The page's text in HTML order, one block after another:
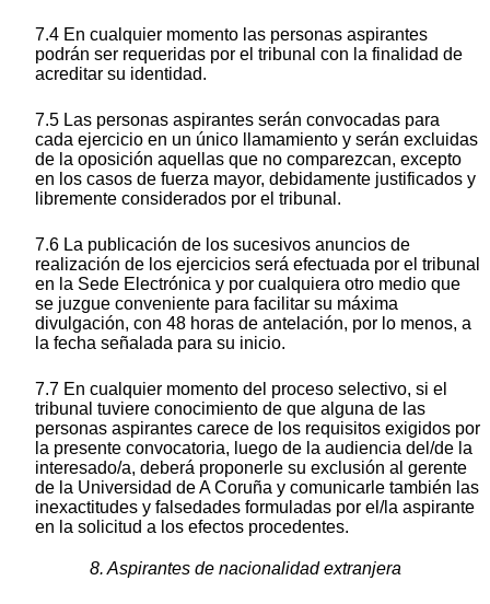
7.4 En cualquier momento las personas aspirantes
podrán ser requeridas por el tribunal con la finalidad de
acreditar su identidad.
7.5 Las personas aspirantes serán convocadas para
cada ejercicio en un único llamamiento y serán excluidas
de la oposición aquellas que no comparezcan, excepto
en los casos de fuerza mayor, debidamente justificados y
libremente considerados por el tribunal.
7.6 La publicación de los sucesivos anuncios de
realización de los ejercicios será efectuada por el tribunal
en la Sede Electrónica y por cualquiera otro medio que
se juzgue conveniente para facilitar su máxima
divulgación, con 48 horas de antelación, por lo menos, a
la fecha señalada para su inicio.
7.7 En cualquier momento del proceso selectivo, si el
tribunal tuviere conocimiento de que alguna de las
personas aspirantes carece de los requisitos exigidos por
la presente convocatoria, luego de la audiencia del/de la
interesado/a, deberá proponerle su exclusión al gerente
de la Universidad de A Coruña y comunicarle también las
inexactitudes y falsedades formuladas por el/la aspirante
en la solicitud a los efectos procedentes.
8. Aspirantes de nacionalidad extranjera